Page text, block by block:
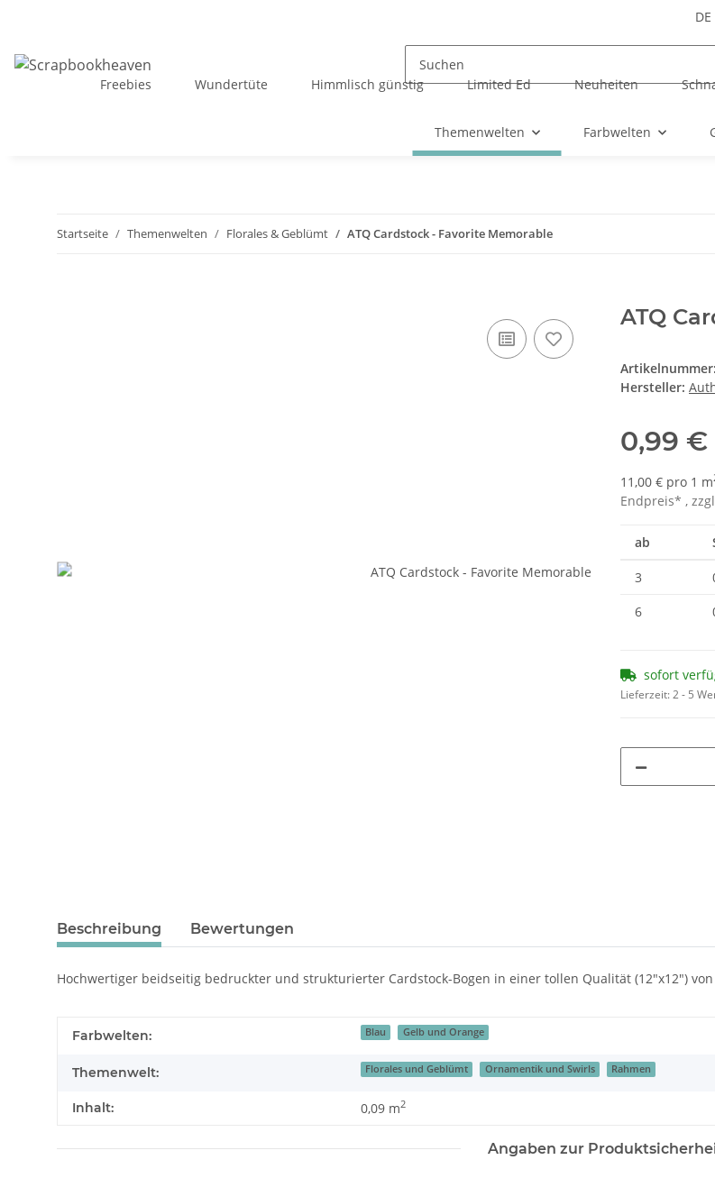
DE
Freebies
Wundertüte Himmlisch günstig Limited Ed Neuheiten
Themenwelten Farbwelten
Startseite Themenwelten Florales & Geblümt ATQ Cardstock - Favorite Memorable
ATQ
Artikelnummer:
Hersteller:
0,99 €
11,00 € pro 1 m
Endpreis* ,
ab
3
6
sofort
Lieferzeit:2 - 5
Beschreibung Bewertungen
Hochwertiger beidseitig bedruckter und strukturierter Cardstock-Bogen in einer tollen Qualität (12"x12")
Farbwelten: Blau Gelb und Orange
Themenwelt: Florales und Geblümt Ornamentik und Swirls Rahmen
Inhalt: 0,09 m2
Angaben zur